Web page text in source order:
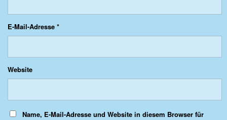
E-Mail-Adresse *
Website
Name, E-Mail-Adresse und Website in diesem Browser für